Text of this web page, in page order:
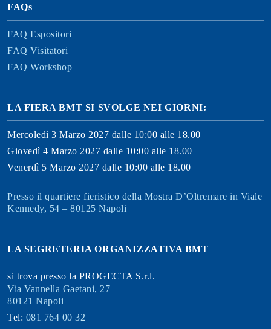
FAQs
FAQ Espositori
FAQ Visitatori
FAQ Workshop
LA FIERA BMT SI SVOLGE NEI GIORNI:
Mercoledì 3 Marzo 2027 dalle 10:00 alle 18.00
Giovedì 4 Marzo 2027 dalle 10:00 alle 18.00
Venerdì 5 Marzo 2027 dalle 10:00 alle 18.00
Presso il quartiere fieristico della Mostra D’Oltremare in Viale
Kennedy, 54 – 80125 Napoli
LA SEGRETERIA ORGANIZZATIVA BMT
si trova presso la PROGECTA S.r.l.
Via Vannella Gaetani, 27
80121 Napoli
Tel: 081 764 00 32